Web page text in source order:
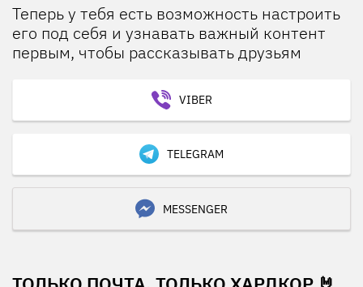
Теперь у тебя есть возможность настроить
его под себя и узнавать важный контент
первым, чтобы рассказывать друзьям
VIBER
TELEGRAM
MESSENGER